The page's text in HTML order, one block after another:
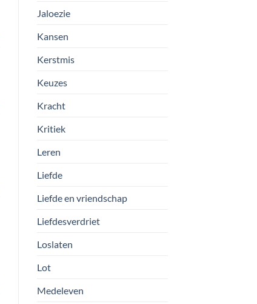
Jaloezie
Kansen
Kerstmis
Keuzes
Kracht
Kritiek
Leren
Liefde
Liefde en vriendschap
Liefdesverdriet
Loslaten
Lot
Medeleven